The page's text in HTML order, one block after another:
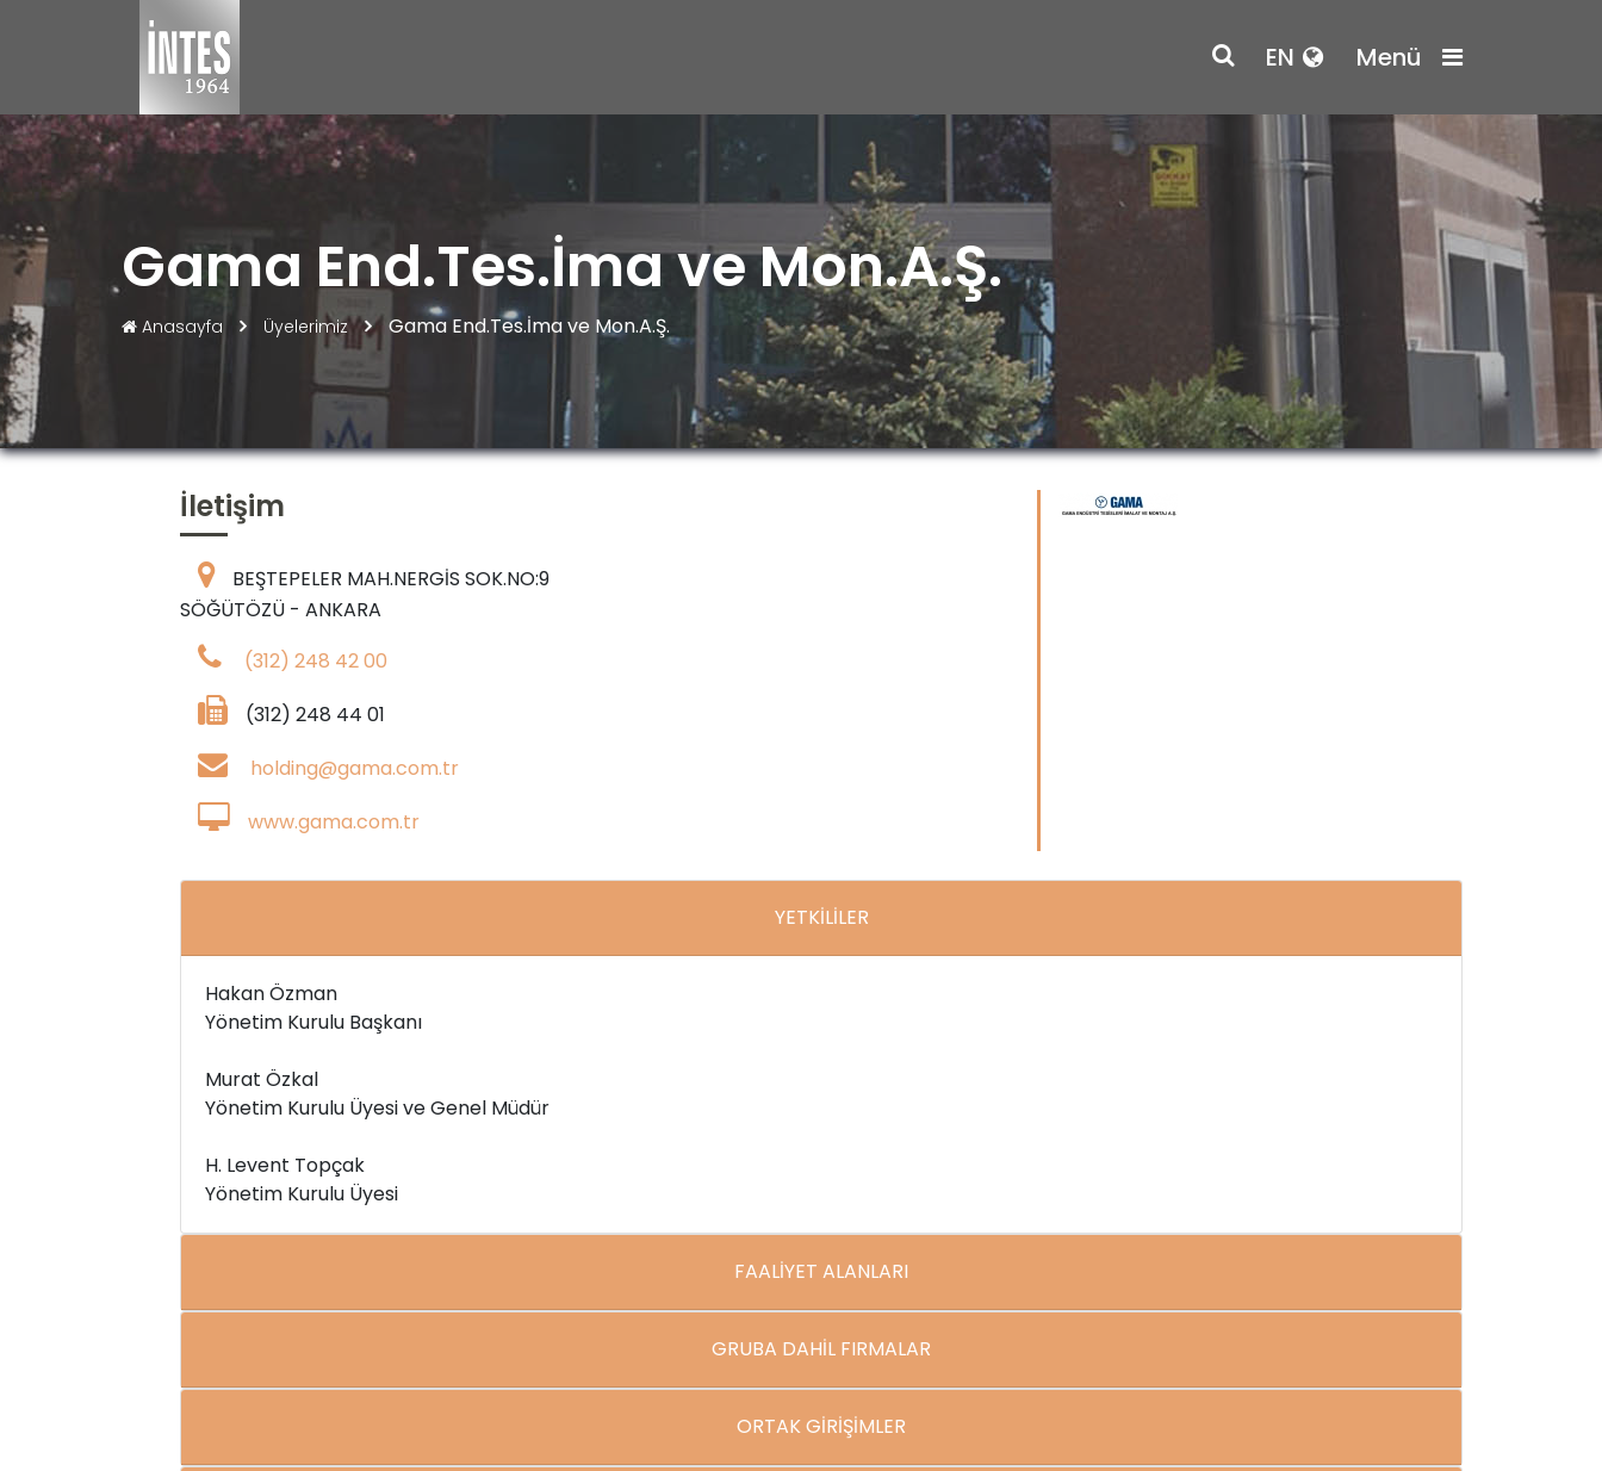
EN Menü
Gama End.Tes.İma ve Mon.A.Ş.
Anasayfa Üyelerimiz Gama End.Tes.İma ve Mon.A.Ş.
İletişim
BEŞTEPELER MAH.NERGİS SOK.NO:9
SÖĞÜTÖZÜ - ANKARA
(312) 248 42 00
(312) 248 44 01
holding@gama.com.tr
www.gama.com.tr
YETKİLİLER
Hakan Özman
Yönetim Kurulu Başkanı
Murat Özkal
Yönetim Kurulu Üyesi ve Genel Müdür
H. Levent Topçak
Yönetim Kurulu Üyesi
FAALİYET ALANLARI
GRUBA DAHİL FIRMALAR
ORTAK GİRİŞİMLER